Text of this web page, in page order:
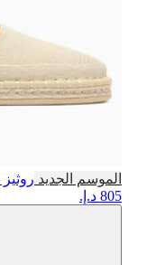
الموسم الجديد روثيز
805 د.إ.